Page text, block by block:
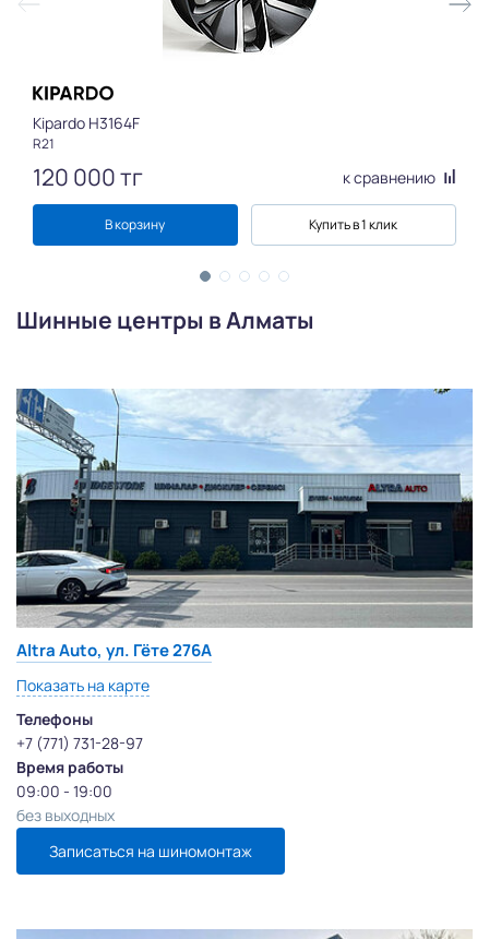
Kipardo H3164F
R21
120 000тг к сравнению
В корзину Купить в 1 клик
Шинные центры в Алматы
Altra Auto, ул. Гёте 276А
Показать на карте
Телефоны
+7 (771) 731-28-97
Время работы
09:00 - 19:00
без выходных
Записаться на шиномонтаж